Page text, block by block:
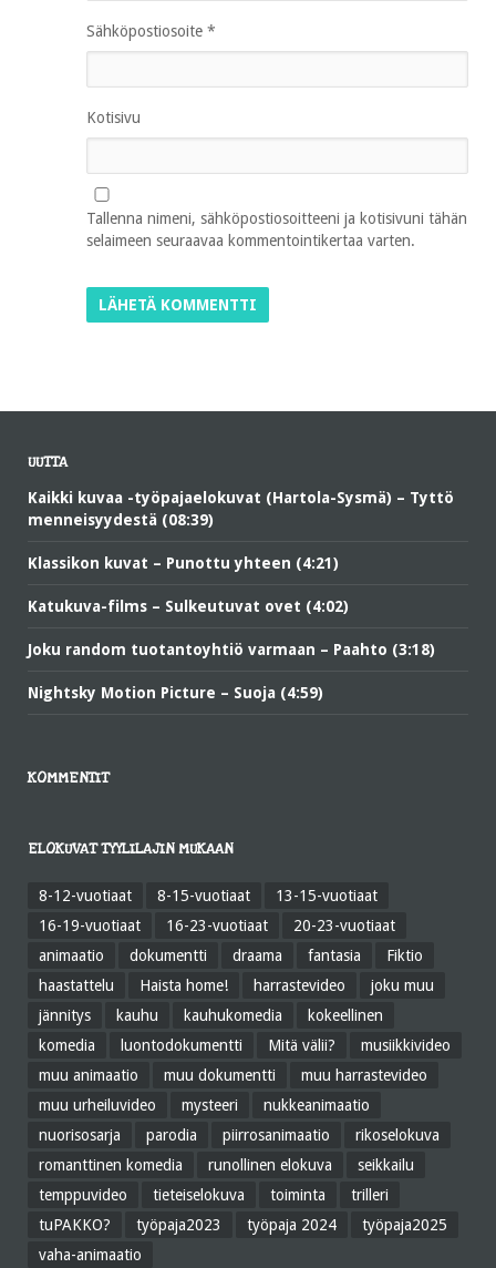
Sähköpostiosoite *
Kotisivu
Tallenna nimeni, sähköpostiosoitteeni ja kotisivuni tähän
selaimeen seuraavaa kommentointikertaa varten.
UUTTA
Kaikki kuvaa -työpajaelokuvat (Hartola-Sysmä) – Tyttö
menneisyydestä (08:39)
Klassikon kuvat – Punottu yhteen (4:21)
Katukuva-films – Sulkeutuvat ovet (4:02)
Joku random tuotantoyhtiö varmaan – Paahto (3:18)
Nightsky Motion Picture – Suoja (4:59)
KOMMENTIT
ELOKUVAT TYYLILAJIN MUKAAN
8-12-vuotiaat 8-15-vuotiaat
13-15-vuotiaat
16-19-vuotiaat
16-23-vuotiaat
20-23-vuotiaat
animaatio
dokumentti draama fantasia
Fiktio
haastattelu
Haista home! harrastevideo
joku muu
jännitys
kauhu kauhukomedia
kokeellinen
komedia
luontodokumentti Mitä välii?
musiikkivideo
muu animaatio
muu dokumentti
muu harrastevideo
muu urheiluvideo
mysteeri
nukkeanimaatio
nuorisosarja
parodia piirrosanimaatio
rikoselokuva
romanttinen komedia
runollinen elokuva
seikkailu
temppuvideo
tieteiselokuva toiminta
trilleri
tuPAKKO?
työpaja2023 työpaja 2024
työpaja2025
vaha-animaatio